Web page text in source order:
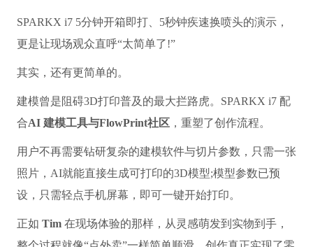
SPARKX i7 5分钟开箱即打、5秒钟疾速换喷头的演示，
更是让现场观众直呼“太简单了!”
其实，还有更简单的。
建模曾是阻碍3D打印普及的最大拦路虎。SPARKX i7 配
合AI 建模工具与FlowPrint社区，重塑了创作流程。
用户不再需要钻研复杂的建模软件与切片参数，只需一张
照片，AI就能直接生成可打印的3D模型;模型参数已预
设，只需轻点手机屏幕，即可一键开始打印。
正如 Tim在现场体验的那样，从灵感萌发到实物到手，